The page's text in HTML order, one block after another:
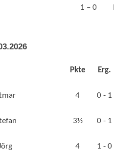
1 – 0
Pkte Erg.
4 0 - 1
3½ 0 - 1
4 1 - 0